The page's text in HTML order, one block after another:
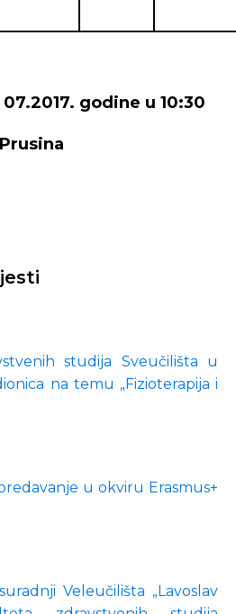
godine u 10:30
studija Sveučilišta u
na temu „Fizioterapija i
u okviru Erasmus+
Veleučilišta „Lavoslav